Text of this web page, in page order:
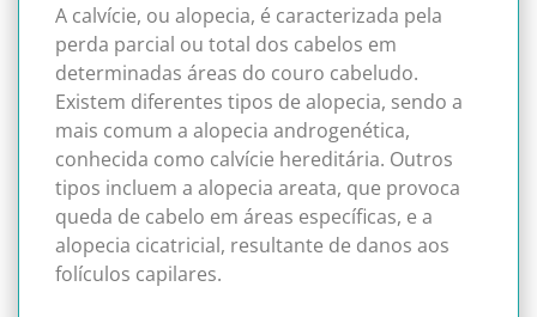
A calvície, ou alopecia, é caracterizada pela
perda parcial ou total dos cabelos em
determinadas áreas do couro cabeludo.
Existem diferentes tipos de alopecia, sendo a
mais comum a alopecia androgenética,
conhecida como calvície hereditária. Outros
tipos incluem a alopecia areata, que provoca
queda de cabelo em áreas específicas, e a
alopecia cicatricial, resultante de danos aos
folículos capilares.